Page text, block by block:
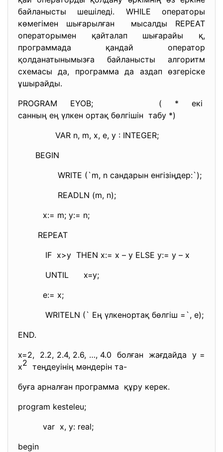
байланысты шешіледі. WHILE операторы
көмегімен шығарылған мысалды REPEAT
операторымен қайталап шығарайы қ,
программада қандай оператор
қолданатынымызға байланысты алгоритм
схемасы да, программа да аздап өзгеріске
ұшырайды.
PROGRAM EYOB; ( * екі
санның ең үлкен ортақ бөлгішін табу *)
VAR n, m, x, e, y : INTEGER;
BEGIN
WRITE (`m, n сандарын енгізіңдер:`);
READLN (m, n);
x:= m; y:= n;
REPEAT
IF x>y THEN x:= x – y ELSE y:= y – x
UNTIL x=y;
e:= x;
WRITELN (` Ең үлкенортақ бөлгіш =`, e);
END.
x=2, 2.2, 2.4, 2.6, …, 4.0 болған жағдайда y =
x2 теңдеуінің мәндерін та-
буға арналған программа құру керек.
program kesteleu;
var x, y: real;
begin